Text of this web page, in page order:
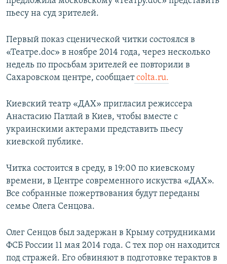
пьесу на суд зрителей.
Первый показ сценической читки состоялся в
«Театре.doc» в ноябре 2014 года, через несколько
недель по просьбам зрителей ее повторили в
Сахаровском центре, сообщаетcolta.ru.
Киевский театр «ДАХ» пригласил режиссера
Анастасию Патлай в Киев, чтобы вместе с
украинскими актерами представить пьесу
киевской публике.
Читка состоится в среду, в 19:00 по киевскому
времени, в Центре современного искуства «ДАХ».
Все собранные пожертвования будут переданы
семье Олега Сенцова.
Олег Сенцов был задержан в Крыму сотрудниками
ФСБ России 11 мая 2014 года. С тех пор он находится
под стражей. Его обвиняют в подготовке терактов в